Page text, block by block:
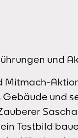
und
Mitmach-
Gebäude und
Testbild